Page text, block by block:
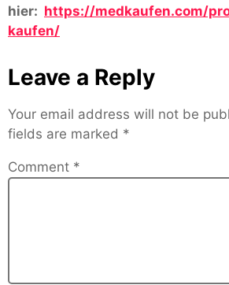
hier: https://medkaufen.com/
kaufen/
Leave a Reply
Your email address will not be
fields are marked *
Comment *